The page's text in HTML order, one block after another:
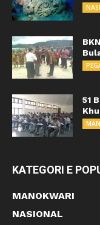
51
KATEGORI E
MANOKWARI
NASIONAL